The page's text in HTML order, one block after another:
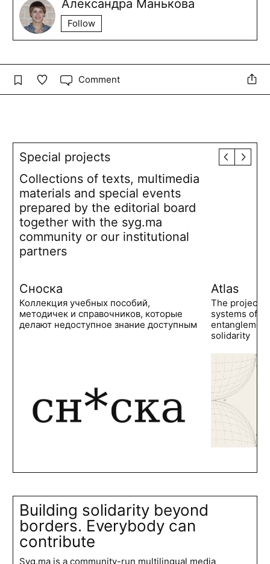
Александра Манькова
Follow
Comment
Special projects
Collections of texts, multimedia
materials and special events
prepared by the editorial board
together with the syg.ma
community or our institutional
partners
Сноска
Коллекция учебных пособий,
методичек и справочников, которые
делают недоступное знание доступным
Atlas
The project
systems of
solidarity
Building solidarity beyond
borders. Everybody can
contribute
Syg.ma is a community-run multilingual media